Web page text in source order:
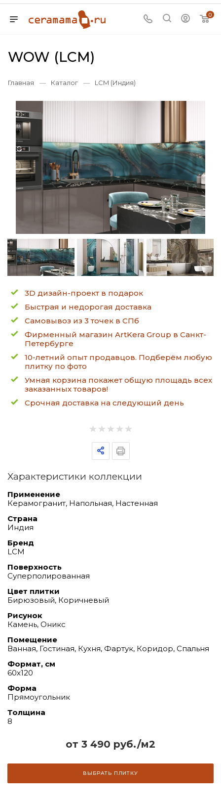
0
WOW (LCM)
Главная — Каталог — LCM (Индия)
3D дизайн-проект в подарок
Быстрая и недорогая доставка
Самовывоз из 3 точек в СПб
Фирменный магазин ArtKera Group в Санкт-
Петербурге
10-летний опыт продавцов. Подберём любую
плитку по фото
Умная корзина покажет общую площадь всех
заказанных товаров!
Срочная доставка на следующий день
от 3 490 руб./м2
ВЫБРАТЬ ПЛИТКУ
Характеристики коллекции
Применение
Керамогранит, Напольная, Настенная
Страна
Индия
Бренд
LCM
Поверхность
Суперполированная
Цвет плитки
Бирюзовый, Коричневый
Рисунок
Камень, Оникс
Помещение
Ванная, Гостиная, Кухня, Фартук, Коридор, Спальня
Формат, см
60х120
Форма
Прямоугольник
Толщина
8